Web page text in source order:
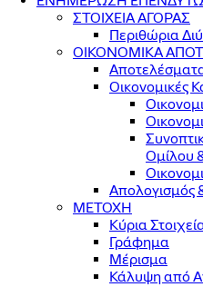
ΣΤΟΙΧΕΙΑ ΑΓΟΡΑΣ
Περιθώρια
ΟΙΚΟΝΟΜΙΚΑ
Οικονομικές
Ομίλου
Απολογισμός
ΜΕΤΟΧΗ
Κύρια
Γράφημα
Μέρισμα
Κάλυψη από